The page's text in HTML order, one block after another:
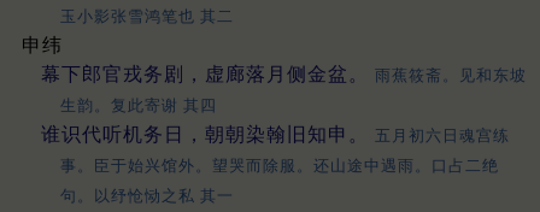
玉小影张雪鸿笔也 其二
申纬
幕下郎官戎务剧，虚廊落月侧金盆。
雨蕉筱斋。见和东坡
生韵。复此寄谢 其四
谁识代听机务日，朝朝染翰旧知申。
五月初六日魂宫练
事。臣于始兴馆外。望哭而除服。还山途中遇雨。口占二绝
句。以纾怆恸之私 其一